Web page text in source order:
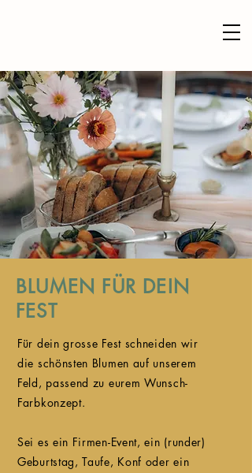
BLUMEN FÜR DEIN
FEST
Für dein grosse Fest schneiden wir
die schönsten Blumen auf unserem
Feld, passend zu eurem Wunsch-
Farbkonzept.
Sei es ein Firmen-Event, ein (runder)
Geburtstag, Taufe, Konf oder ein